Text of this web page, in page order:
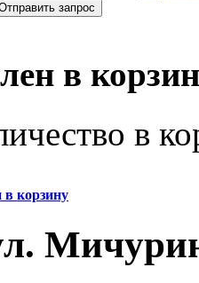
запрос
в
в
в корзину